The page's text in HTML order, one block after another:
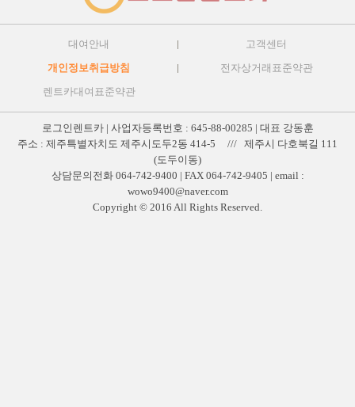
대여안내 고객센터
개인정보취급방침 전자상거래표준약관
렌트카대여표준약관
로그인렌트카 | 사업자등록번호 : 645-88-00285 | 대표 강동훈
주소 : 제주특별자치도 제주시도두2동 414-5 /// 제주시 다호북길 111
(도두이동)
상담문의전화 064-742-9400 | FAX 064-742-9405 | email :
wowo9400@naver.com
Copyright © 2016 All Rights Reserved.